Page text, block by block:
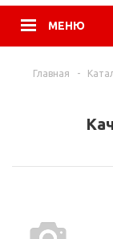
МЕНЮ
Главная -